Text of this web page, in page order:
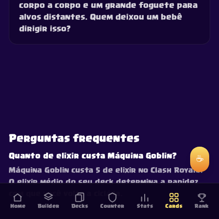
corpo a corpo e um grande foguete para
alvos distantes. Quem deixou um bebê
dirigir isso?
Home Builder Decks Counter Stats Cards Rank
Perguntas frequentes
Quanto de elixir custa Máquina Goblin?
Máquina Goblin custa 5 de elixir no Clash Royale.
O elixir médio do seu deck determina a rapidez
com que você volta a ciclá-la.
☕